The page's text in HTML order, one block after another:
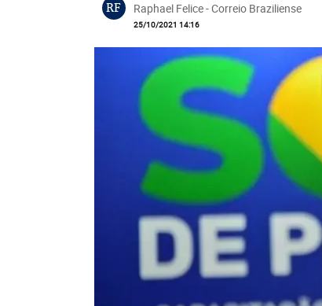
RF Raphael Felice - Correio Braziliense
25/10/2021 14:16